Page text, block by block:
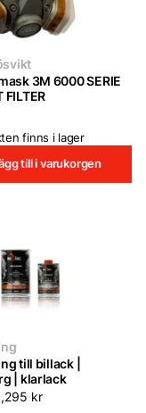
3M 6000 SERIE
FILTER
finns i lager
till i varukorgen
till billack |
| klarlack
kr